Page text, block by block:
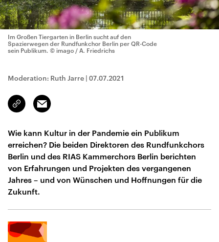
Im Großen Tiergarten in Berlin sucht auf den
Spazierwegen der Rundfunkchor Berlin per QR-Code
sein Publikum. © imago / A. Friedrichs
Moderation: Ruth Jarre | 07.07.2021
Link
kopieren/teilen
Email
Wie kann Kultur in der Pandemie ein Publikum
erreichen? Die beiden Direktoren des Rundfunkchors
Berlin und des RIAS Kammerchors Berlin berichten
von Erfahrungen und Projekten des vergangenen
Jahres – und von Wünschen und Hoffnungen für die
Zukunft.